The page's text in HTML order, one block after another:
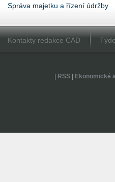
Správa majetku a řízení údržby
Kontakty redakce CAD
RSS| Ekonomické